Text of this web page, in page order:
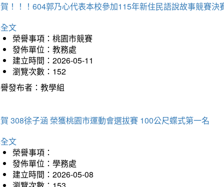
！！！604郭乃心代表本校參加115年新住民語說故事競賽決
文
榮譽事項：桃園市競賽
發佈單位：教務處
建立時間：2026-05-11
瀏覽次數：152
發布者：教學組
308徐子涵 榮獲桃園市運動會選拔賽 100公尺蝶式第一名
文
榮譽事項：
發佈單位：學務處
建立時間：2026-05-08